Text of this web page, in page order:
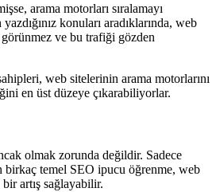
arama motorları sıralamayı
konuları aradıklarında, web
ve bu trafiği gözden
web sitelerinin arama motorlarını
en üst düzeye çıkarabiliyorlar.
olmak zorunda değildir. Sadece
temel SEO ipucu öğrenme, web
artış sağlayabilir.